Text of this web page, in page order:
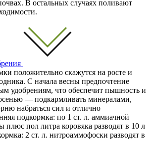
В остальных случаях поливают
положительно скажутся на росте и
С начала весны предпочтение
удобрениям, что обеспечит пышность и
— подкармливать минералами,
набраться сил и отлично
подкормка: по 1 ст. л. аммиачной
плюс пол литра коровяка разводят в 10 л
2 ст. л. нитроаммофоски разводят в